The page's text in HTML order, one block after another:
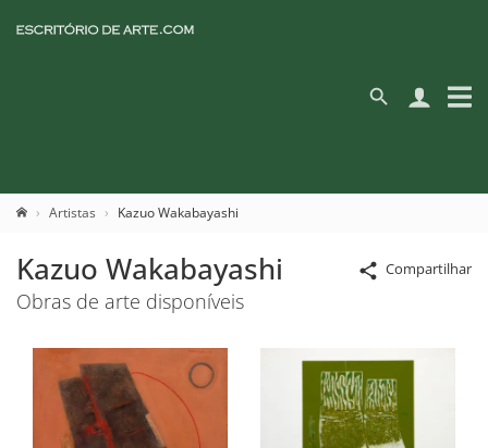
Artistas Kazuo Wakabayashi
Compartilhar
Kazuo Wakabayashi
Obras de arte disponíveis